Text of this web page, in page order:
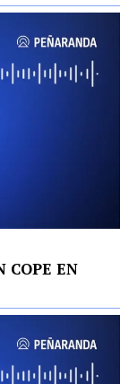
COPE EN